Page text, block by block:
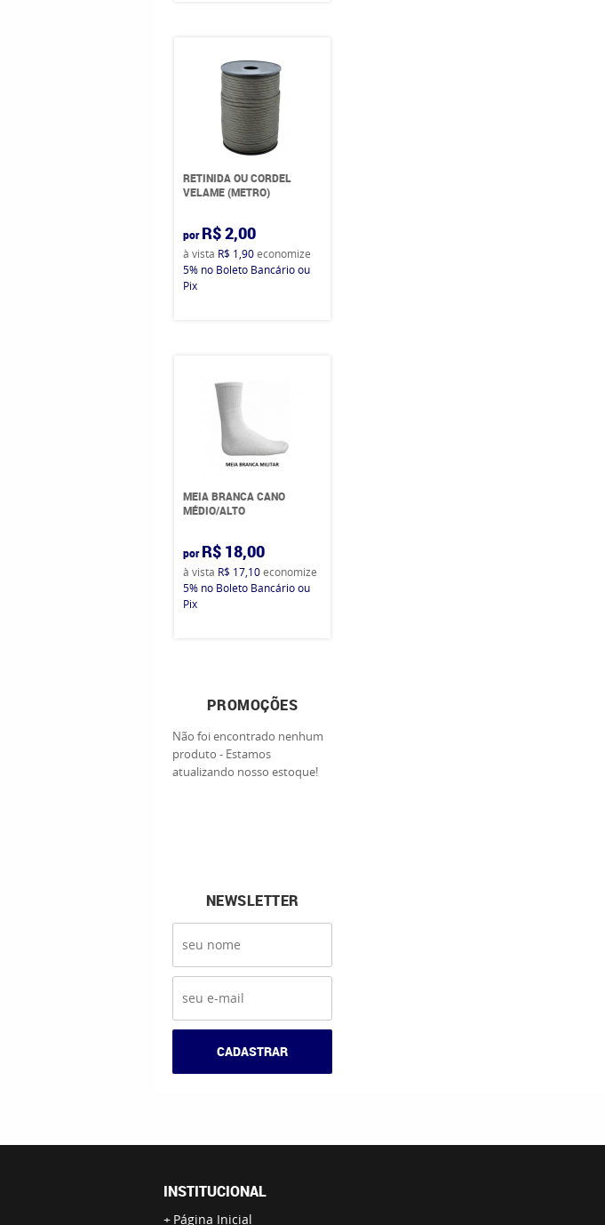
RETINIDA OU CORDEL
VELAME (METRO)
por R$ 2,00
à vista R$ 1,90economize
5% no Boleto Bancário ou
Pix
MEIA BRANCA CANO
MÉDIO/ALTO
por R$ 18,00
à vista R$ 17,10economize
5% no Boleto Bancário ou
Pix
PROMOÇÕES
Não foi encontrado nenhum
produto - Estamos
atualizando nosso estoque!
NEWSLETTER
CADASTRAR
INSTITUCIONAL
Página Inicial